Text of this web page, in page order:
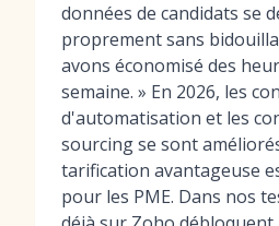
données de candidats se
proprement sans
avons économisé des
semaine. » En 2026, les
d'automatisation et les
sourcing se sont
tarification avantageuse
pour les PME. Dans nos